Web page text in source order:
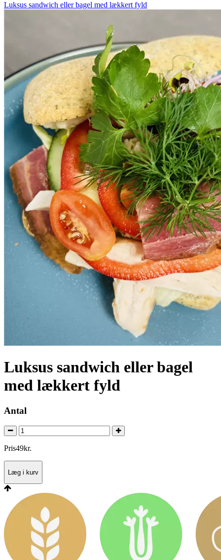
Luksus sandwich eller bagel med lækkert fyld
Luksus sandwich eller bagel
med lækkert fyld
Antal
Pris49kr.
Læg i kurv